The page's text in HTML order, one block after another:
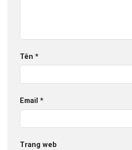
Tên *
Email *
Trang web